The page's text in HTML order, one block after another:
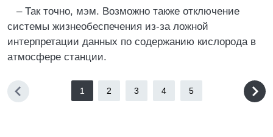
– Так точно, мэм. Возможно также отключение
системы жизнеобеспечения из-за ложной
интерпретации данных по содержанию кислорода в
атмосфере станции.
1 2 3 4 5